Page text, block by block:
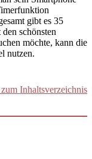
gibt es 35
schönsten
möchte, kann die
nutzen.
Inhaltsverzeichnis